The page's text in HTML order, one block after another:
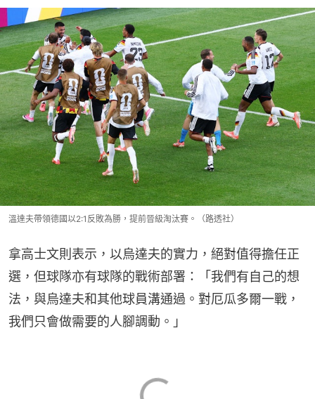
溫達夫帶領德國以2:1反敗為勝，提前晉級淘汰賽。（路透社）
拿高士文則表示，以烏達夫的實力，絕對值得擔任正
選，但球隊亦有球隊的戰術部署：「我們有自己的想
法，與烏達夫和其他球員溝通過。對厄瓜多爾一戰，
我們只會做需要的人腳調動。」